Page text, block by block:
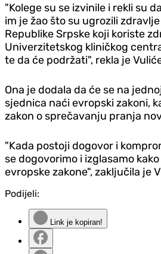
"Kolege su se izvinile i rekli su
im je žao što su ugrozili
Republike Srpske koji koriste
Univerzitetskog kliničkog
te da će podržati", rekla je
Ona je dodala da će se na
sjednica naći evropski zakoni,
zakon o sprečavanju pranja
"Kada postoji dogovor i
se dogovorimo i izglasamo
evropske zakone", zaključila je
Podijeli:
Link je kopiran!